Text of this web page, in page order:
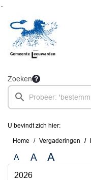
Zoeken
U bevindt zich hier:
Home Vergaderingen
A A A
2026